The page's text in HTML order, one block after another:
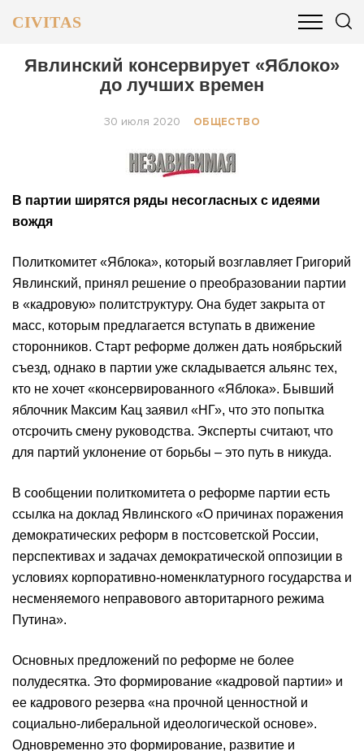
CIVITAS
ОБЩЕСТВО БИЗНЕС И ФИНАНСЫ
Явлинский консервирует «Яблоко»
до лучших времен
30 июля 2020 ОБЩЕСТВО
В партии ширятся ряды несогласных с идеями
вождя
Политкомитет «Яблока», который возглавляет Григорий
Явлинский, принял решение о преобразовании партии
в «кадровую» политструктуру. Она будет закрыта от
масс, которым предлагается вступать в движение
сторонников. Старт реформе должен дать ноябрьский
съезд, однако в партии уже складывается альянс тех,
кто не хочет «консервированного «Яблока». Бывший
яблочник Максим Кац заявил «НГ», что это попытка
отсрочить смену руководства. Эксперты считают, что
для партий уклонение от борьбы – это путь в никуда.
В сообщении политкомитета о реформе партии есть
ссылка на доклад Явлинского «О причинах поражения
демократических реформ в постсоветской России,
перспективах и задачах демократической оппозиции в
условиях корпоративно-номенклатурного государства и
несменяемого неправового авторитарного режима
Путина».
Основных предложений по реформе не более
полудесятка. Это формирование «кадровой партии» и
ее кадрового резерва «на прочной ценностной и
социально-либеральной идеологической основе».
Одновременно это формирование, развитие и